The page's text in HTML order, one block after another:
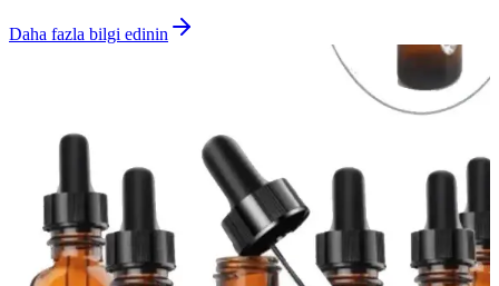
Daha fazla bilgi edinin